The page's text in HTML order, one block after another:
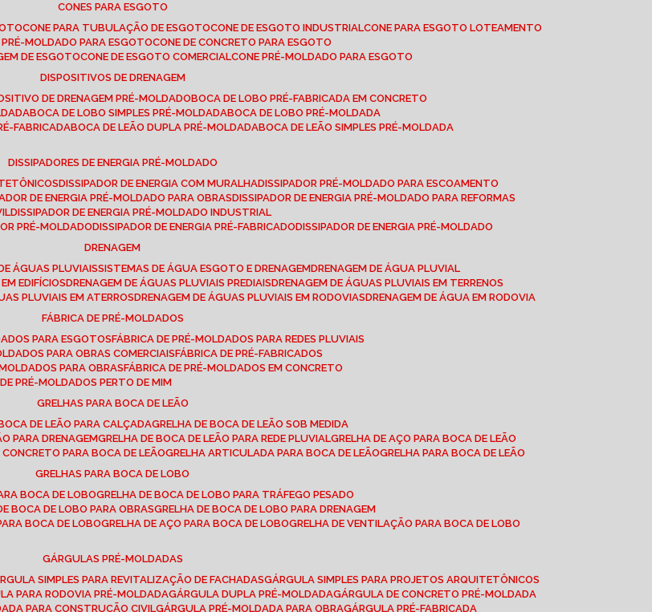
CONES PARA ESGOTO
CONE PARA TUBULAÇÃO DE ESGOTO CONE DE ESGOTO INDUSTRIAL CONE PARA ESGOTO LOTEAMENTO
PRÉ-MOLDADO PARA ESGOTO
CONE DE CONCRETO PARA ESGOTO
DE ESGOTO CONE DE ESGOTO COMERCIAL CONE PRÉ-MOLDADO PARA ESGOTO
DISPOSITIVOS DE DRENAGEM
DE DRENAGEM PRÉ-MOLDADO BOCA DE LOBO PRÉ-FABRICADA EM CONCRETO
BOCA DE LOBO SIMPLES PRÉ-MOLDADA BOCA DE LOBO PRÉ-MOLDADA
FABRICADA BOCA DE LEÃO DUPLA PRÉ-MOLDADA BOCA DE LEÃO SIMPLES PRÉ-MOLDADA
DISSIPADORES DE ENERGIA PRÉ-MOLDADO
DISSIPADOR DE ENERGIA COM MURALHA DISSIPADOR PRÉ-MOLDADO PARA ESCOAMENTO
DE ENERGIA PRÉ-MOLDADO PARA OBRAS DISSIPADOR DE ENERGIA PRÉ-MOLDADO PARA REFORMAS
DISSIPADOR DE ENERGIA PRÉ-MOLDADO INDUSTRIAL
PRÉ-MOLDADO DISSIPADOR DE ENERGIA PRÉ-FABRICADO DISSIPADOR DE ENERGIA PRÉ-MOLDADO
DRENAGEM
ÁGUAS PLUVIAIS SISTEMAS DE ÁGUA ESGOTO E DRENAGEM DRENAGEM DE ÁGUA PLUVIAL
EDIFÍCIOS DRENAGEM DE ÁGUAS PLUVIAIS PREDIAIS DRENAGEM DE ÁGUAS PLUVIAIS EM TERRENOS
PLUVIAIS EM ATERROS DRENAGEM DE ÁGUAS PLUVIAIS EM RODOVIAS DRENAGEM DE ÁGUA EM RODOVIA
FÁBRICA DE PRÉ-MOLDADOS
PARA ESGOTOS FÁBRICA DE PRÉ-MOLDADOS PARA REDES PLUVIAIS
PARA OBRAS COMERCIAIS FÁBRICA DE PRÉ-FABRICADOS
PARA OBRAS FÁBRICA DE PRÉ-MOLDADOS EM CONCRETO
DE PRÉ-MOLDADOS PERTO DE MIM
GRELHAS PARA BOCA DE LEÃO
BOCA DE LEÃO PARA CALÇADA
GRELHA DE BOCA DE LEÃO SOB MEDIDA
PARA DRENAGEM GRELHA DE BOCA DE LEÃO PARA REDE PLUVIAL
GRELHA DE AÇO PARA BOCA DE LEÃO
CONCRETO PARA BOCA DE LEÃO GRELHA ARTICULADA PARA BOCA DE LEÃO
GRELHA PARA BOCA DE LEÃO
GRELHAS PARA BOCA DE LOBO
BOCA DE LOBO
GRELHA DE BOCA DE LOBO PARA TRÁFEGO PESADO
DE BOCA DE LOBO PARA OBRAS
GRELHA DE BOCA DE LOBO PARA DRENAGEM
BOCA DE LOBO GRELHA DE AÇO PARA BOCA DE LOBO
GRELHA DE VENTILAÇÃO PARA BOCA DE LOBO
GÁRGULAS PRÉ-MOLDADAS
SIMPLES PARA REVITALIZAÇÃO DE FACHADAS
GÁRGULA SIMPLES PARA PROJETOS ARQUITETÔNICOS
PARA RODOVIA PRÉ-MOLDADA GÁRGULA DUPLA PRÉ-MOLDADA
GÁRGULA DE CONCRETO PRÉ-MOLDADA
PARA CONSTRUÇÃO CIVIL GÁRGULA PRÉ-MOLDADA PARA OBRA
GÁRGULA PRÉ-FABRICADA